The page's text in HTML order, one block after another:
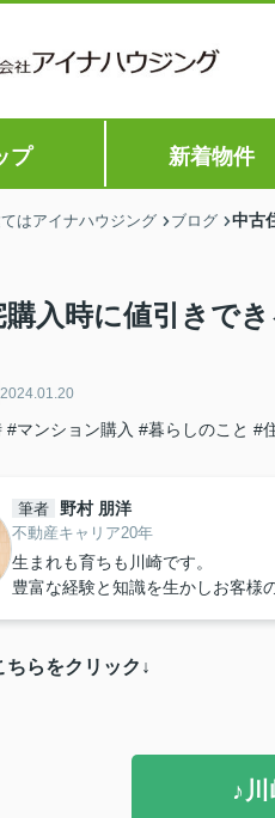
プ 新着物件
はアイナハウジング ブログ 中古
購入時に値引きで
2024.01.20
#マンション購入 #暮らしのこと #
筆者 野村 朋洋
不動産キャリア20年
生まれも育ちも川崎です。
豊富な経験と知識を生かしお客様
らをクリック↓
♪